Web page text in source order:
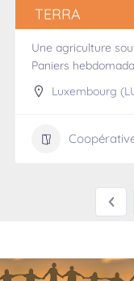
TERRA
Une agriculture
Paniers
Luxembourg